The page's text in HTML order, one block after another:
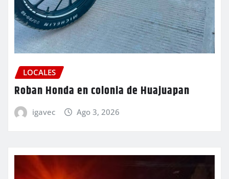
LOCALES
Roban Honda en colonia de Huajuapan
igavec Ago 3, 2026